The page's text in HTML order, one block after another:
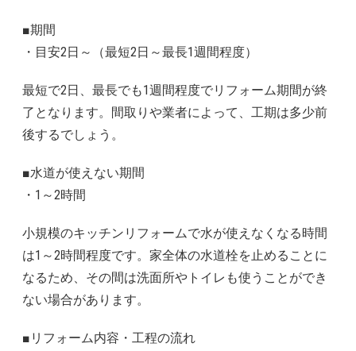
■期間
・目安2日～（最短2日～最長1週間程度）
最短で2日、最長でも1週間程度でリフォーム期間が終
了となります。間取りや業者によって、工期は多少前
後するでしょう。
■水道が使えない期間
・1～2時間
小規模のキッチンリフォームで水が使えなくなる時間
は1～2時間程度です。家全体の水道栓を止めることに
なるため、その間は洗面所やトイレも使うことができ
ない場合があります。
■リフォーム内容・工程の流れ